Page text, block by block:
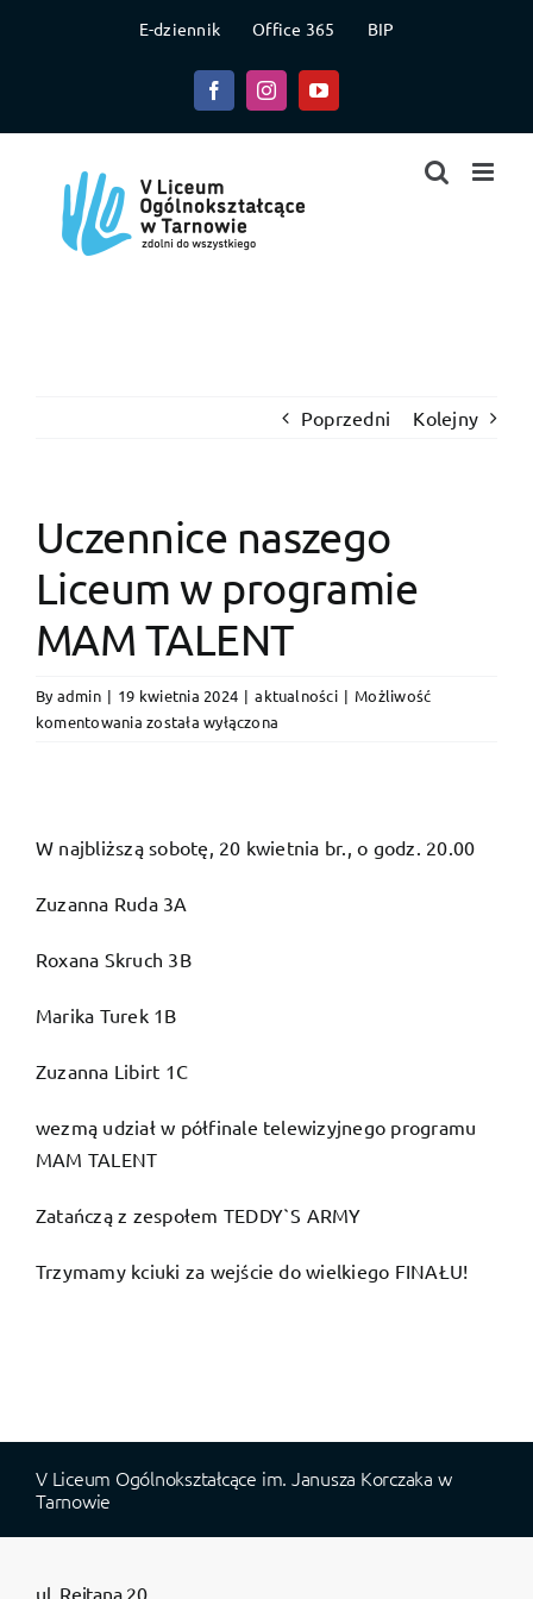
E-dziennik Office 365 BIP
FacebookInstagramYouTube
Poprzedni Kolejny
Uczennice naszego
Liceum w programie
MAM TALENT
Byadmin | 19 kwietnia 2024 | aktualności | Możliwość
komentowaniaUczennice
MAM
została wyłączona
W najbliższą sobotę, 20 kwietnia br., o godz. 20.00
Zuzanna Ruda 3A
Roxana Skruch 3B
Marika Turek 1B
Zuzanna Libirt 1C
wezmą udział w półfinale telewizyjnego programu
MAM TALENT
Zatańczą z zespołem TEDDY`S ARMY
Trzymamy kciuki za wejście do wielkiego FINAŁU!
V Liceum Ogólnokształcące im. Janusza Korczaka w
Tarnowie
ul. Rejtana 20